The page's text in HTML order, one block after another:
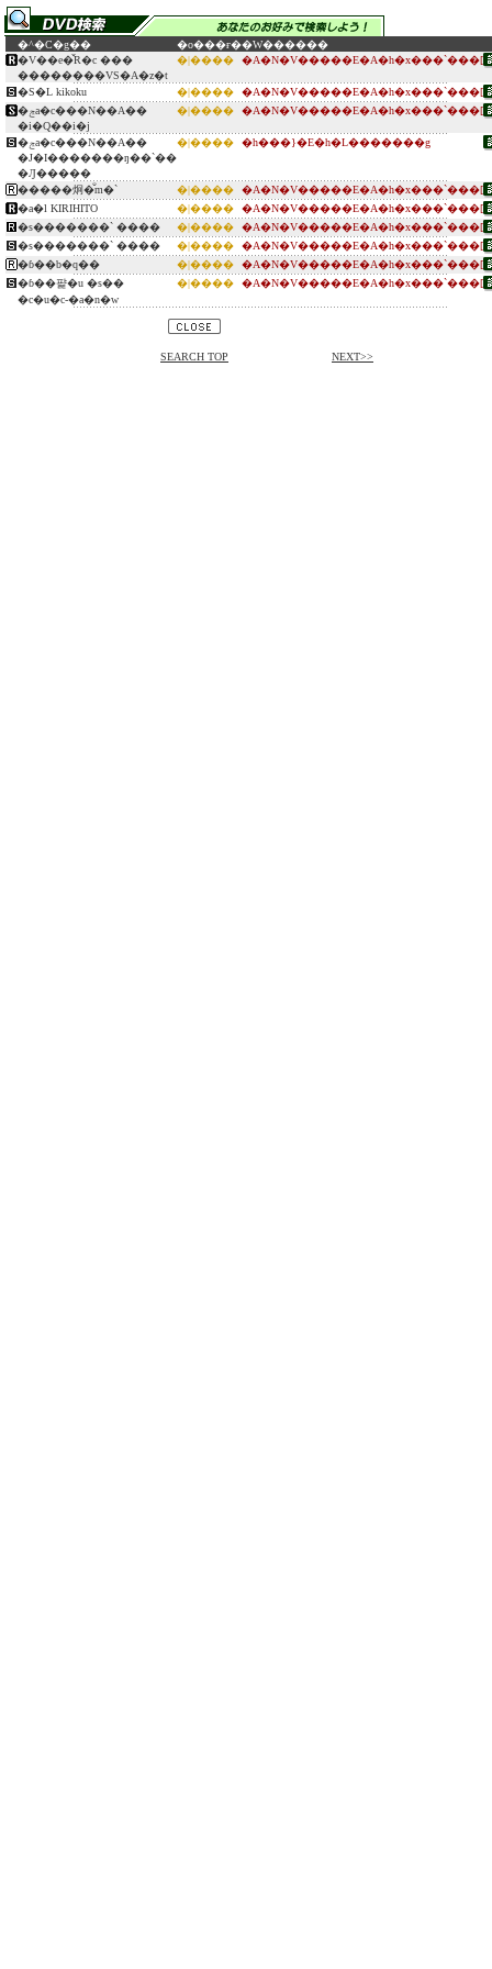
�^�C�g�� �o���ғ��W������
�V��e�̌R�c ��܏�
��������VS�A�z�t
�|���� �A�N�V�����E�A�h�x���`���[
�S�L kikoku �|����
�A�N�V�����E�A�h�x���`���[
�ݘa�c���N��A��
�i�Q��i�j
�|���� �A�N�V�����E�A�h�x���`���[
�ݘa�c���N��A��
�J�I�������ŋ��`��
�Ԓ�����
�|���� �h���}�E�h�L�������g
�����炯�̐m�` �|����
�A�N�V�����E�A�h�x���`���[
�a�l KIRIHITO
�|����
�A�N�V�����E�A�h�x���`���[
�s�������` ����
�|����
�A�N�V�����E�A�h�x���`���[
�s�������` ����
�|����
�A�N�V�����E�A�h�x���`���[
�ɓ��b�q��
�|����
�A�N�V�����E�A�h�x���`���[
�ɓ��퍑�u �s��
�c�u�c-�a�n�w
�|���� �A�N�V�����E�A�h�x���`���[
SEARCH TOP NEXT>>